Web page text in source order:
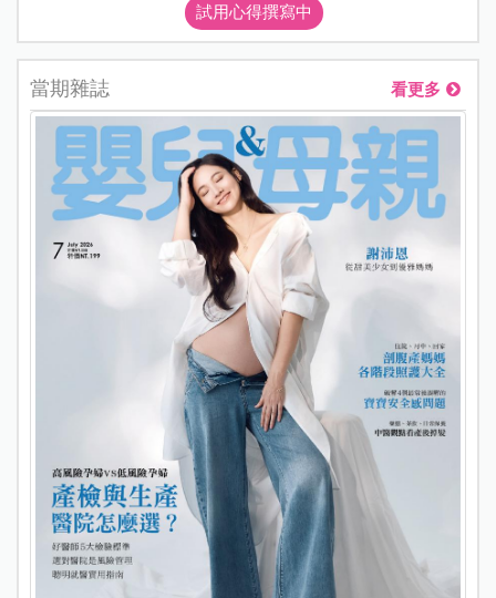
試用心得撰寫中
當期雜誌 看更多